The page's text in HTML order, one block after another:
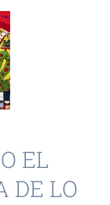
EL
DE LO